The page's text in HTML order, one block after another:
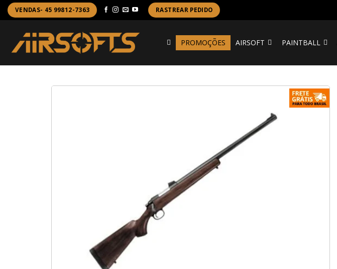
Skip
to
content
VENDAS- 45 99812-7363 RASTREAR PEDIDO
PROMOÇÕES AIRSOFT PAINTBALL